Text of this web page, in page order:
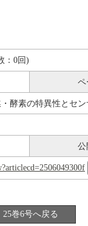
：0回)
ペ
酵素の特異性とセン
公
25巻6号へ戻る